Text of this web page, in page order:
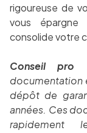
rigoureuse de
vous épargne
consolide votre
Conseil pro
documentation
dépôt de
années. Ces
rapidement